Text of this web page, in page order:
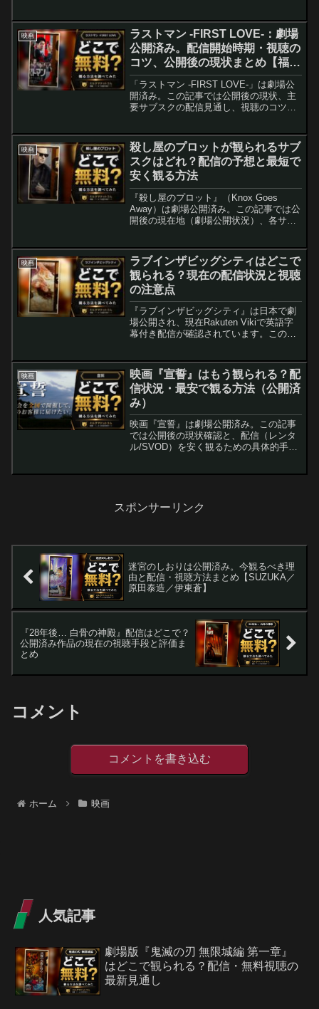
や無料で観る方法もまとめています。
映画
ラストマン -FIRST LOVE-：劇場
公開済み。配信開始時期・視聴の
コツ、公開後の現状まとめ【福山
雅治・大泉洋・永瀬廉】
「ラストマン -FIRST LOVE-」は劇場公
開済み。この記事では公開後の現状、主
要サブスクの配信見通し、視聴のコツを
映画
殺し屋のプロットが観られるサブ
スクはどれ？配信の予想と最短で
安く観る方法
『殺し屋のプロット』（Knox Goes
Away）は劇場公開済み。この記事では公
開後の現在地（劇場公開状況）、各サブ
目安と、無料体験・ポイントを使った最
安視聴の手順もわかりやすく解説しま
す。
映画
ラブインザビッグシティはどこで
観られる？現在の配信状況と視聴
の注意点
『ラブインザビッグシティ』は日本で劇
場公開され、現在Rakuten Vikiで英語字
幕付き配信が確認されています。この記
をまとめました。主要サブスクの配信見
通しについても現状ベースで整理してい
ます。
映画
映画『宣誓』はもう観られる？配
信状況・最安で観る方法（公開済
み）
映画『宣誓』は劇場公開済み。この記事
では公開後の現状確認と、配信（レンタ
ル/SVOD）を安く観るための具体的手順
スポンサーリンク
迷宮のしおりは公開済み。今観るべき理
由と配信・視聴方法まとめ【SUZUKA／
原田泰造／伊東蒼】
『28年後… 白骨の神殿』配信はどこで？
公開済み作品の現在の視聴手段と評価ま
とめ
コメント
コメントを書き込む
ホーム 映画
人気記事
劇場版『鬼滅の刃 無限城編 第一章』
はどこで観られる？配信・無料視聴の
最新見通し